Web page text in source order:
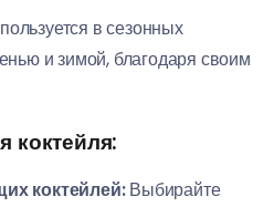
в сезонных
и зимой, благодаря своим
коктейля:
коктейлей:Выбирайте